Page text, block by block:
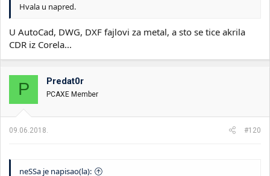
Hvala u napred.
U AutoCad, DWG, DXF fajlovi za metal, a sto se tice akrila
CDR iz Corela...
P Predat0r
PCAXE Member
09.06.2018. #120
neSSa je napisao(la):